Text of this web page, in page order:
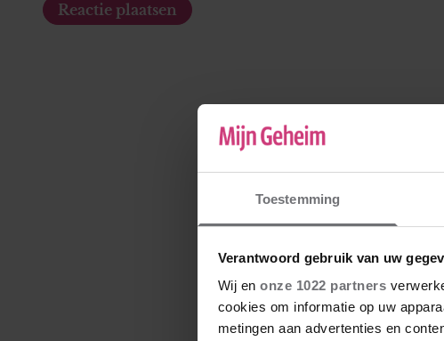
Toestemming
Verantwoord gebruik van uw
Wij en onze 1022 partners
cookies om informatie op uw
metingen aan advertenties en